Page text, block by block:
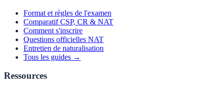
Format et règles de l'examen
Comparatif CSP, CR & NAT
Comment s'inscrire
Questions officielles NAT
Entretien de naturalisation
Tous les guides →
Ressources